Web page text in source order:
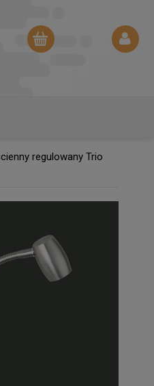
regulowany Trio